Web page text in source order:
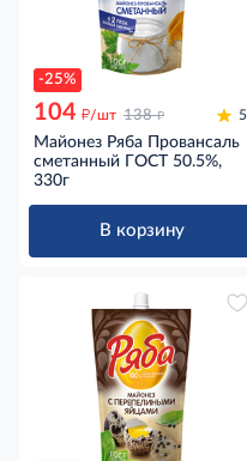
-25%
104 д/шт 138 д 5
Майонез Ряба Провансаль
сметанный ГОСТ 50.5%,
330г
В корзину